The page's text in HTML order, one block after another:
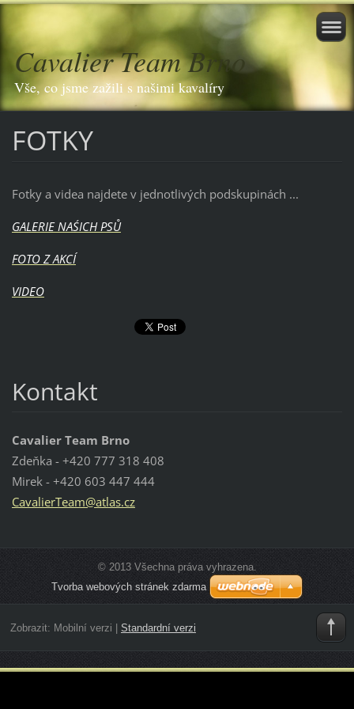
Cavalier Team Brno
Vše, co jsme zažili s našimi kavalíry
FOTKY
Fotky a videa najdete v jednotlivých podskupinách ...
GALERIE NAŚICH PSŮ
FOTO Z AKCÍ
VIDEO
Kontakt
Cavalier Team Brno
Zdeňka - +420 777 318 408
Mirek - +420 603 447 444
CavalierTeam@atlas.cz
© 2013 Všechna práva vyhrazena.
Tvorba webových stránek zdarma
Zobrazit: Mobilní verzi Standardní verzi